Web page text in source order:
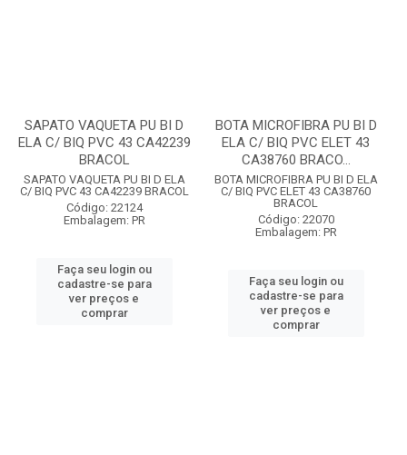
SAPATO VAQUETA PU BI D
ELA C/ BIQ PVC 43 CA42239
BRACOL
SAPATO VAQUETA PU BI D ELA
C/ BIQ PVC 43 CA42239 BRACOL
Código: 22124
Embalagem: PR
Faça seu login ou
cadastre-se para
ver preços e
comprar
BOTA MICROFIBRA PU BI D
ELA C/ BIQ PVC ELET 43
CA38760 BRACO...
BOTA MICROFIBRA PU BI D ELA
C/ BIQ PVC ELET 43 CA38760
BRACOL
Código: 22070
Embalagem: PR
Faça seu login ou
cadastre-se para
ver preços e
comprar